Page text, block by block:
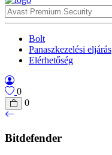
Bolt
Panaszkezelési eljárás
Elérhetőség
0
0
Bitdefender